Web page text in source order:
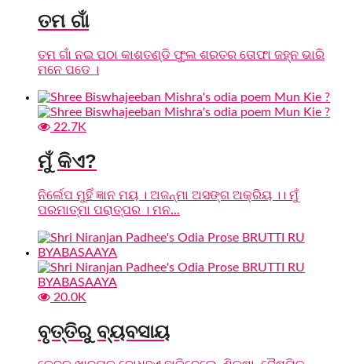
ତମ ଗାଁ
ତମ ଗାଁ ନଇ ପଠା କାଶତଣ୍ଡି ଫୁଲ ଶରତର ତୋଫା ଜହ୍ନ ଭାରି
ମନେ ପଡେ ।
22.7K
ମୁଁ କିଏ?
ନିର୍ଲେପ ମୁହିଁ ଜ୍ଞାନ ମୟ । ଅଜନ୍ମା ଅସଙ୍ଗ ଅକ୍ରିୟ ।। ମୁଁ
ପରମାତ୍ମା ପରାତ୍ପର । ମନ...
20.0K
ବୃତ୍ତିରୁ ବ୍ୟବସାୟ